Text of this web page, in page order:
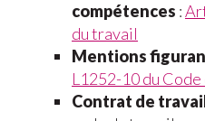
compétences :
du travail
Mentions
L1252-10 du
Contrat de